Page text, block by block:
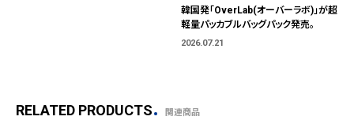
韓国発「OverLab(オーバーラボ)」が超
軽量パッカブルバッグパック発売。
2026.07.21
RELATED PRODUCTS 関連商品